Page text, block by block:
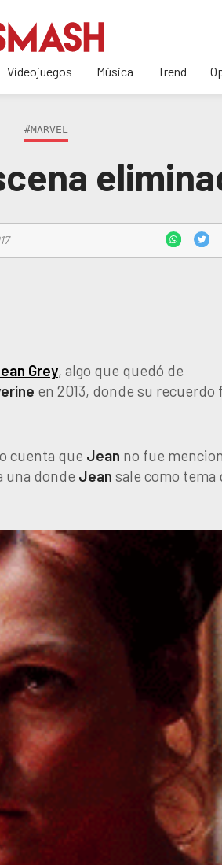
Videojuegos Música Trend
#MARVEL
Grey, algo que quedó de
en 2013, donde su recuerdo
cuenta que Jean no fue
una donde Jean sale como tema